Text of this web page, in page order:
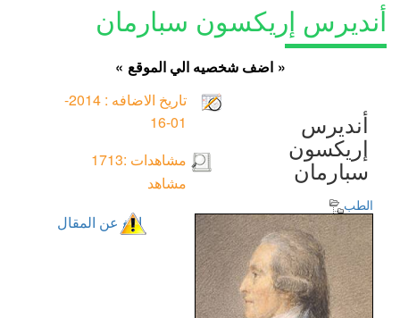
أنديرس إريكسون سبارمان
« اضف شخصيه الي الموقع »
تاريخ الاضافه :
2014-
01-16
مشاهدات :1713
مشاهد
ابلغ عن المقال
أنديرس
إريكسون
سبارمان
الطب